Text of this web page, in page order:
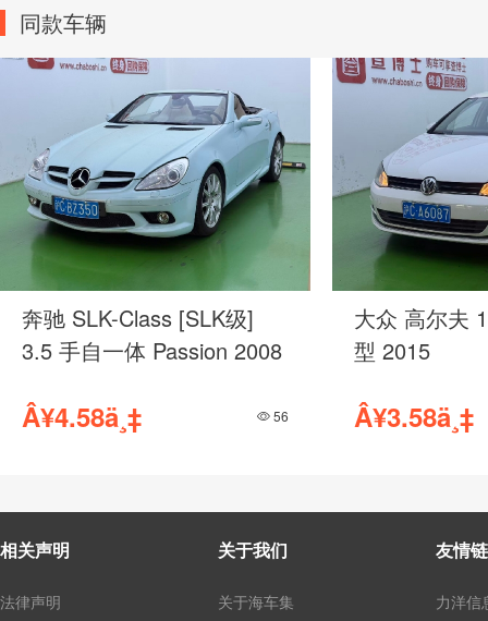
同款车辆
奔驰 SLK-Class [SLK级]
3.5 手自一体 Passion 2008
Â¥4.58ä¸‡ 56
大众 高尔夫
型 2015
Â¥3.58ä¸‡
相关声明
法律声明
关于我们
关于海车集
友情
力洋信